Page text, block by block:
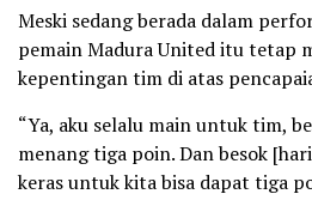
Meski sedang berada dalam
pemain Madura United itu tetap
kepentingan tim di atas
“Ya, aku selalu main untuk tim,
menang tiga poin. Dan besok
keras untuk kita bisa dapat tiga